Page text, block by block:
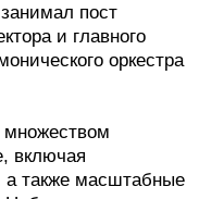
пост
и главного
оркестра
множеством
включая
а также масштабные